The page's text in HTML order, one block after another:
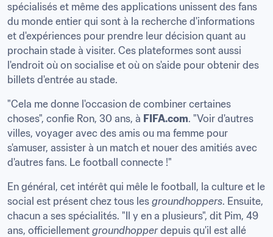
spécialisés et même des applications unissent des fans
du monde entier qui sont à la recherche d'informations
et d'expériences pour prendre leur décision quant au
prochain stade à visiter. Ces plateformes sont aussi
l'endroit où on socialise et où on s'aide pour obtenir des
billets d'entrée au stade.
"Cela me donne l'occasion de combiner certaines
choses", confie Ron, 30 ans, à FIFA.com. "Voir d'autres
villes, voyager avec des amis ou ma femme pour
s'amuser, assister à un match et nouer des amitiés avec
d'autres fans. Le football connecte !"
En général, cet intérêt qui mêle le football, la culture et le
social est présent chez tous les groundhoppers. Ensuite,
chacun a ses spécialités. "Il y en a plusieurs", dit Pim, 49
ans, officiellement groundhopper depuis qu'il est allé